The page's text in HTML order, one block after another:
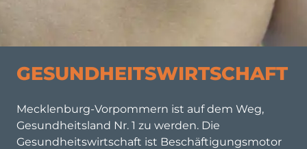
GESUNDHEITSWIRTSCHAFT
Mecklenburg-Vorpommern ist auf dem Weg,
Gesundheitsland Nr. 1 zu werden. Die
Gesundheitswirtschaft ist Beschäftigungsmotor